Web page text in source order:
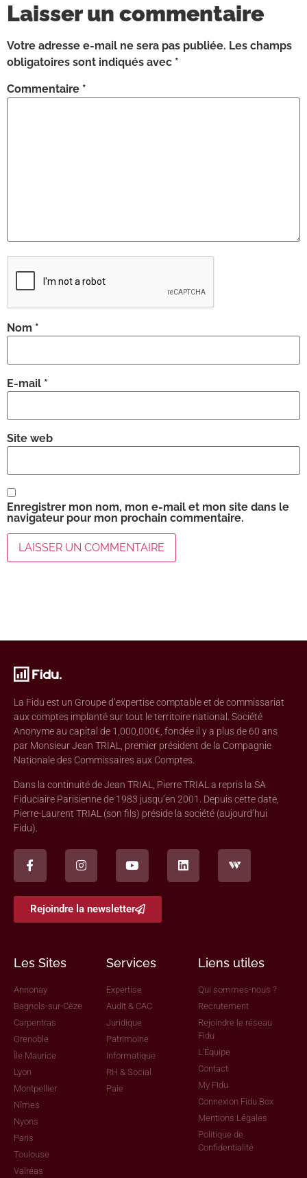
Laisser un commentaire
Votre adresse e-mail ne sera pas publiée. Les champs
obligatoires sont indiqués avec *
Commentaire *
Nom *
E-mail *
Site web
Enregistrer mon nom, mon e-mail et mon site dans le
navigateur pour mon prochain commentaire.
La Fidu est un Groupe d’expertise comptable et de commissariat
aux comptes implanté sur tout le territoire national. Société
Anonyme au capital de 1,000,000€, fondée il y a plus de 60 ans
par Monsieur Jean TRIAL, premier président de la Compagnie
Nationale des Commissaires aux Comptes.
Dans la continuité de Jean TRIAL, Pierre TRIAL a repris la SA
Fiduciaire Parisienne de 1983 jusqu’en 2001. Depuis cette date,
Pierre-Laurent TRIAL (son fils) préside la société (aujourd’hui
Fidu).
Rejoindre la newsletter
Les Sites
Annonay
Bagnols-sur-Cèze
Carpentras
Grenoble
Île Maurice
Lyon
Montpellier
Nîmes
Nyons
Paris
Toulouse
Valréas
Services
Expertise
Audit & CAC
Juridique
Patrimoine
Informatique
RH & Social
Paie
Liens utiles
Qui sommes-nous ?
Recrutement
Rejoindre le réseau
Fidu
L'Équipe
Contact
My Fidu
Connexion Fidu Box
Mentions Légales
Politique de
Confidentialité